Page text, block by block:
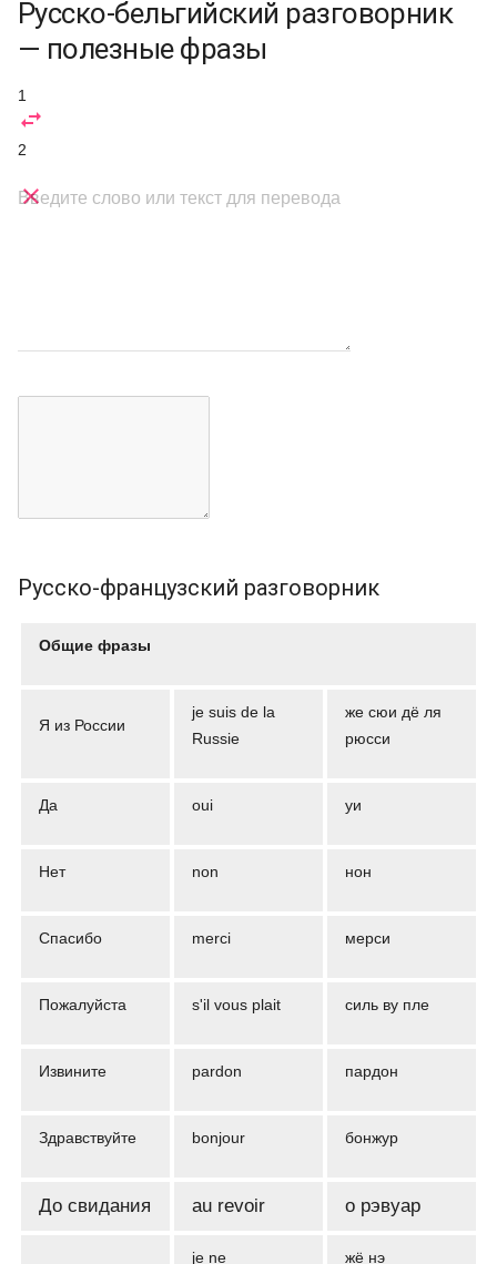
Русско-бельгийский разговорник
— полезные фразы
1

2

Введите слово или текст для перевода
Русско-французский разговорник
Общие фразы
Я из России
je suis de la
Russie
же сюи дё ля
рюсси
Да oui уи
Нет non нон
Спасибо merci мерси
Пожалуйста s'il vous plait силь ву пле
Извините pardon пардон
Здравствуйте bonjour бонжур
До свидания au revoir о рэвуар
je ne жё нэ